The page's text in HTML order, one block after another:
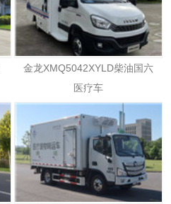
金龙XMQ5042XYLD柴油国六
医疗车